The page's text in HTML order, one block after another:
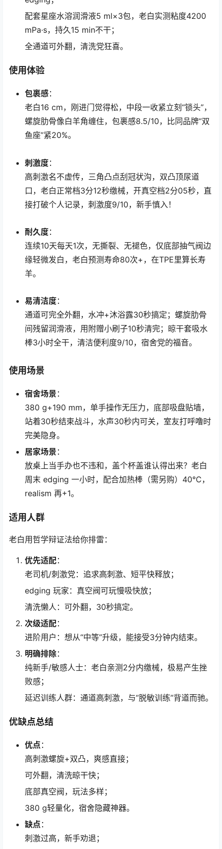
配套星座水溶润滑液5 ml×3包，老白实测粘度4200
mPa·s，持久15 min不干；
全通道可外翻，清洗党狂喜。
使用体验
包裹感：
老白16 cm，刚进门觉得松，中段一收紧立刻“锁头”，
螺旋肋骨像白羊角缠住，包裹感8.5/10，比同品牌“双
鱼座”紧20%。
刺激度：
高刺激名不虚传，三角凸点刮冠状沟，双凸顶尿道
口，老白正常档3分12秒缴械，开真空档2分05秒，直
接打破个人记录，刺激度9/10，新手慎入！
耐久度：
连续10天每天1次，无撕裂、无褪色，仅底部抽气阀边
缘轻微发白，老白预测寿命80次+，在TPE里算长寿
羊。
易清洁度：
通道可完全外翻，水冲+沐浴露30秒搞定；螺旋肋骨
间残留润滑液，用附赠小刷子10秒清完；晾干套吸水
棒3小时全干，清洁便利度9/10，宿舍党的福音。
使用场景
宿舍场景 ：
380 g+190 mm，单手操作无压力，底部吸盘贴墙，
站着30秒结束战斗，水声30秒内可关，室友打呼噜时
完美隐身。
居家场景 ：
放桌上当手办也不违和，盖个杯盖谁认得出来？老白
周末 edging 一小时，配合加热棒（需另购）40℃，
realism 再+1。
适用人群
老白用哲学辩证法给你排雷：
优先适配：
老司机/刺激党：追求高刺激、短平快释放；
edging 玩家：真空阀可玩慢吸快放；
清洗懒人：可外翻，30秒搞定。
次级适配：
进阶用户：想从“中等”升级，能接受3分钟内结束。
明确排除：
纯新手/敏感人士：老白亲测2分内缴械，极易产生挫
败感；
延迟训练人群：通道高刺激，与“脱敏训练”背道而驰。
优缺点总结
优点 ：
高刺激螺旋+双凸，爽感直接；
可外翻，清洗晾干快；
底部真空阀，玩法多样；
380 g轻量化，宿舍隐藏神器。
缺点 ：
刺激过高，新手劝退；